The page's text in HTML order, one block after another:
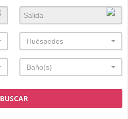
Huéspedes
Baño(s)
BUSCAR